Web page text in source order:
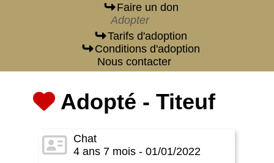
Faire un don
Adopter
Tarifs d'adoption
Conditions d'adoption
Nous contacter
Adopté - Titeuf
Chat
4 ans 7 mois - 01/01/2022